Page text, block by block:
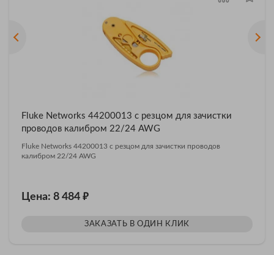
Fluke Networks 44200013 с резцом для зачистки
проводов калибром 22/24 AWG
Fluke Networks 44200013 с резцом для зачистки проводов
калибром 22/24 AWG
Цена: 8 484 ₽
ЗАКАЗАТЬ В ОДИН КЛИК